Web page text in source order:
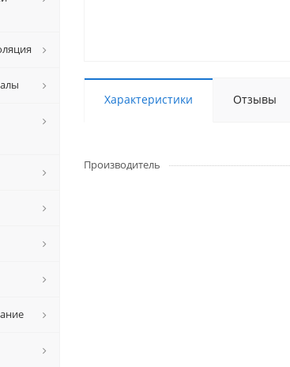
Характеристики Отзывы
Производитель